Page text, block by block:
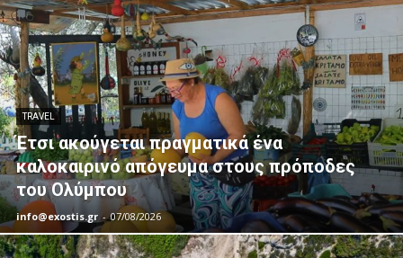
TRAVEL
Έτσι ακούγεται πραγματικά ένα
καλοκαιρινό απόγευμα στους πρόποδες
του Ολύμπου
info@exostis.gr - 07/08/2026